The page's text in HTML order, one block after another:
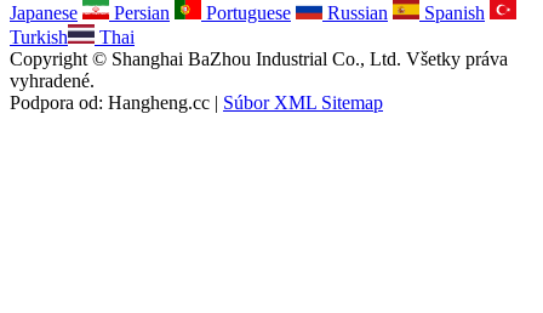
Japanese
Persian Portuguese Russian
Spanish
Turkish
Thai
Copyright © Shanghai BaZhou Industrial Co., Ltd. Všetky práva
vyhradené.
Podpora od: Hangheng.cc | Súbor XML Sitemap